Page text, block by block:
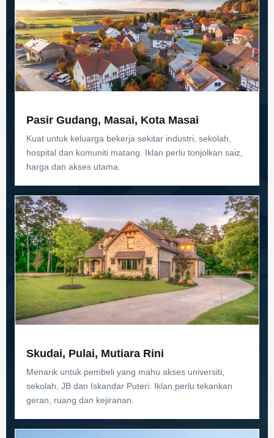
Pasir Gudang, Masai, Kota Masai
Kuat untuk keluarga bekerja sekitar industri, sekolah,
hospital dan komuniti matang. Iklan perlu tonjolkan saiz,
harga dan akses utama.
Skudai, Pulai, Mutiara Rini
Menarik untuk pembeli yang mahu akses universiti,
sekolah, JB dan Iskandar Puteri. Iklan perlu tekankan
geran, ruang dan kejiranan.